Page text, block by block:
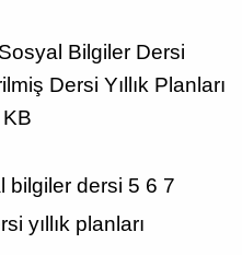
Bilgiler Dersi
Dersi Yıllık Planları
bilgiler dersi 5 6 7
yıllık planları